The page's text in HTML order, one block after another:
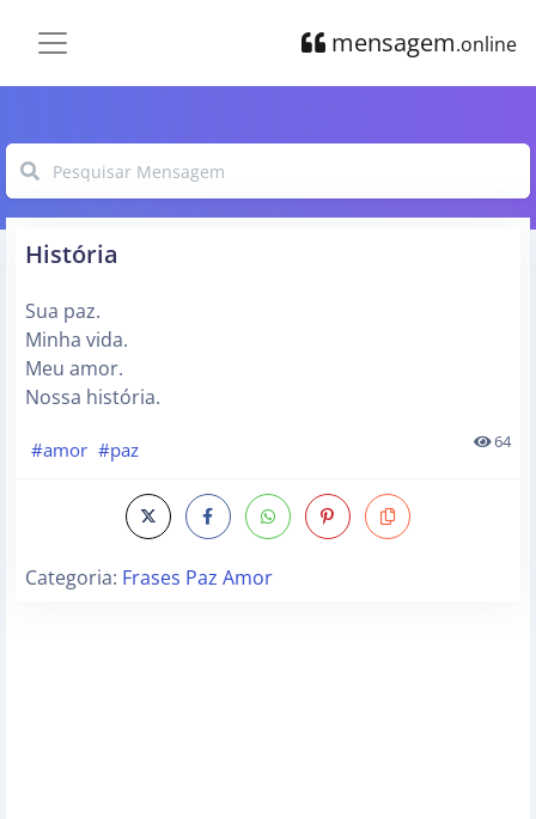
mensagem.online
História
Sua paz.
Minha vida.
Meu amor.
Nossa história.
#amor #paz 64
Categoria: Frases Paz Amor